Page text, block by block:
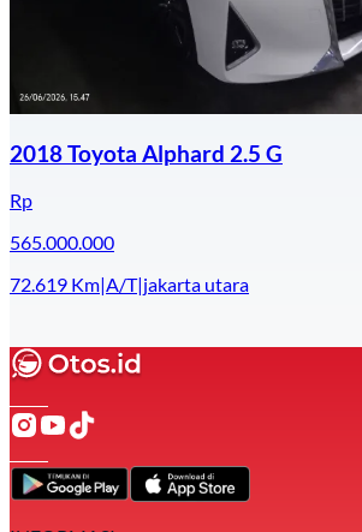
2018 Toyota Alphard 2.5 G
Rp
565.000.000
72.619 Km|A/T|jakarta utara